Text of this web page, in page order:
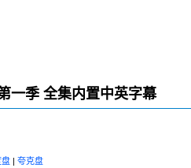
一季 全集内置中英字幕
盘
夸克盘